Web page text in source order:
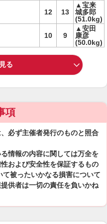
12 13
▲宝来
城多郎
(51.0kg)
10 9
▲安田
康彦
(50.0kg)
る
項
必ず主催者発行のものと照合
情報の内容に関しては万全を
および安全性を保証するもの
被ったいかなる損害について
供者は一切の責任を負いかね